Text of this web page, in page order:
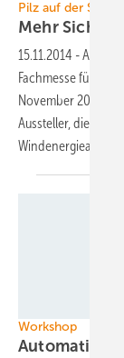
Pilz auf der SPS
Mehr
15.11.2014 -Auf der
Fachmesse für
November 2014
Aussteller, die
Windenergieanlagen.
Workshop
Automatische